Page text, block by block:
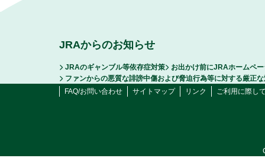
JRAからのお知らせ
JRAのギャンブル等依存症対策
お出かけ前にJRAホームペ
ファンからの悪質な誹謗中傷および脅迫行為等に対する厳正
FAQ/お問い合わせ
サイトマップ リンク ご利用に際し